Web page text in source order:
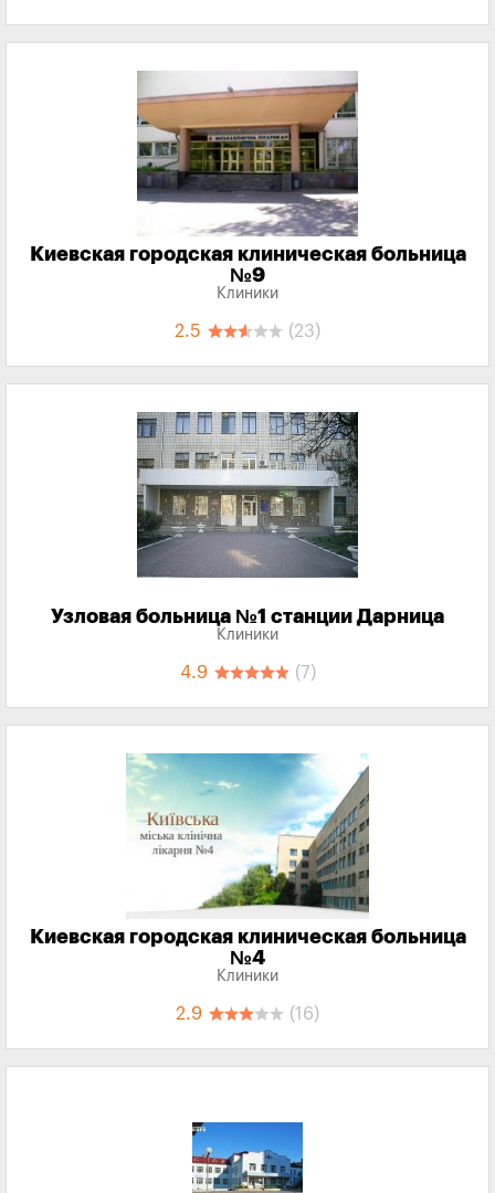
Киевская городская клиническая больница
№9
Клиники
2.5 (23)
Узловая больница №1 станции Дарница
Клиники
4.9 (7)
Киевская городская клиническая больница
№4
Клиники
2.9 (16)